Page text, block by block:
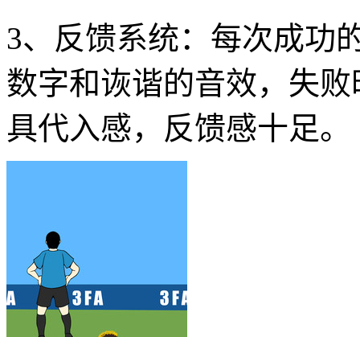
3、反馈系统：每次成功
数字和诙谐的音效，失
具代入感，反馈感十足。